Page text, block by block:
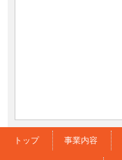
トップ 事業内容